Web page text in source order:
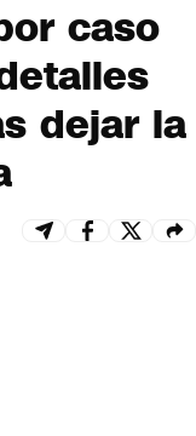
caso
dejar la